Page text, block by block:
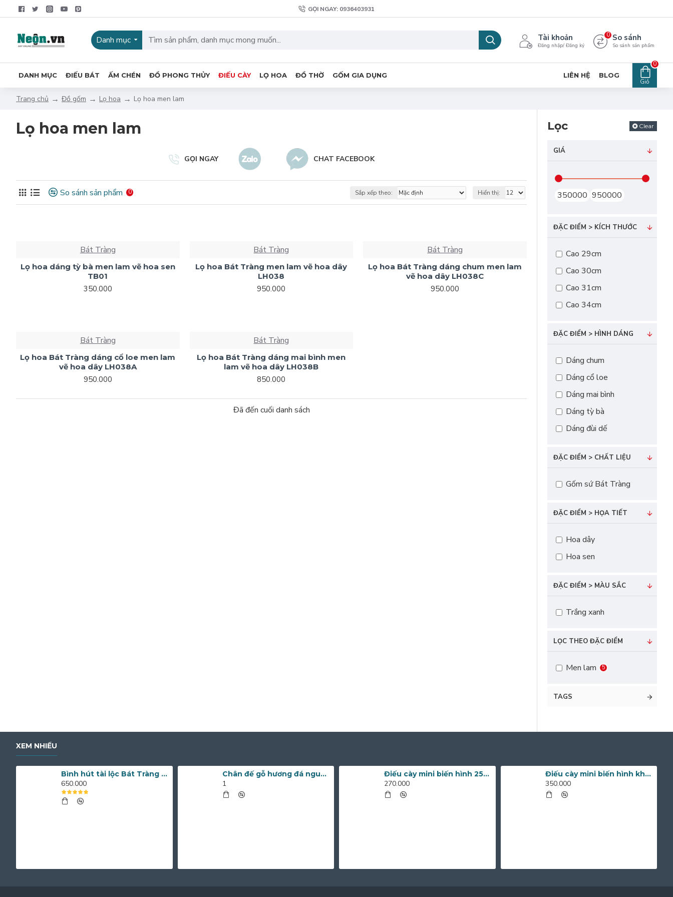
GỌI NGAY: 0936403931
Danh mục Tài khoản
Đăng nhập/ Đăng ký
So sánh
So sánh sản phẩm
0
DANH MỤC ĐIẾU BÁT ẤM CHÉN ĐỒ PHONG THỦY ĐIẾU CÀY LỌ HOA ĐỒ THỜ GỐM GIA DỤNG LIÊN HỆ
BLOG
Giỏ
0
Trang chủ Đồ gốm Lọ hoa Lọ hoa men lam
Lọ hoa men lam
GỌI NGAY CHAT FACEBOOK
So sánh sản phẩm 0 Sắp xếp theo: Hiển thị:
Bát Tràng
Lọ hoa dáng tỳ bà men lam vẽ hoa sen
TB01
350.000
Bát Tràng
Lọ hoa Bát Tràng men lam vẽ hoa dây
LH038
950.000
Bát Tràng
Lọ hoa Bát Tràng dáng chum men lam
vẽ hoa dây LH038C
950.000
Bát Tràng
Lọ hoa Bát Tràng dáng cổ loe men lam
vẽ hoa dây LH038A
950.000
Bát Tràng
Lọ hoa Bát Tràng dáng mai bình men
lam vẽ hoa dây LH038B
850.000
Đã đến cuối danh sách
Lọc Clear
GIÁ
ĐẶC ĐIỂM > KÍCH THƯỚC
Cao 29cm
Cao 30cm
Cao 31cm
Cao 34cm
ĐẶC ĐIỂM > HÌNH DÁNG
Dáng chum
Dáng cổ loe
Dáng mai bình
Dáng tỳ bà
Dáng đùi dế
ĐẶC ĐIỂM > CHẤT LIỆU
Gốm sứ Bát Tràng
ĐẶC ĐIỂM > HỌA TIẾT
Hoa dây
Hoa sen
ĐẶC ĐIỂM > MÀU SẮC
Trắng xanh
LỌC THEO ĐẶC ĐIỂM
Men lam 5
TAGS
XEM NHIỀU
Bình hút tài lộc Bát Tràng men lam vẽ chim công và hoa mẫu đơn BL12
650.000
Chân đế gỗ hương đá nguyên khối nhiều kích thước
1
Điếu cày mini biến hình 25cm DC10C
270.000
Điếu cày mini biến hình không chân DC10B
350.000